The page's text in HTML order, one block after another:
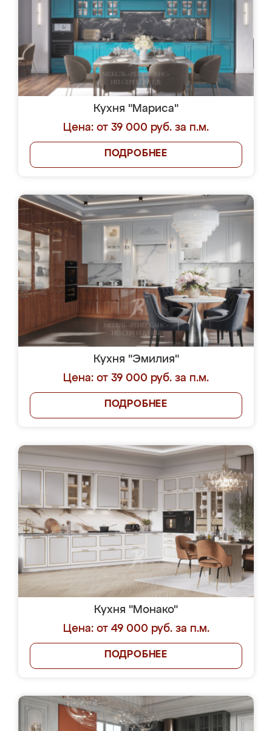
Кухня "Мариса"
Цена: от 39 000 руб. за п.м.
ПОДРОБНЕЕ
Кухня "Эмилия"
Цена: от 39 000 руб. за п.м.
ПОДРОБНЕЕ
Кухня "Монако"
Цена: от 49 000 руб. за п.м.
ПОДРОБНЕЕ